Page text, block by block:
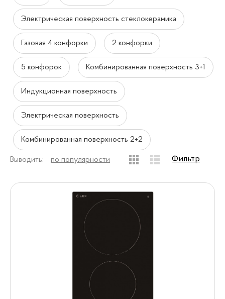
Электрическая поверхность стеклокерамика
Газовая 4 конфорки 2 конфорки
5 конфорок Комбинированная поверхность 3+1
Индукционная поверхность
Электрическая поверхность
Комбинированная поверхность 2+2
Выводить: по популярности Фильтр